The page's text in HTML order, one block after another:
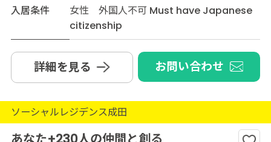
入居条件
女性 外国人不可 Must have Japanese
citizenship
詳細を見る お問い合わせ
ソーシャルレジデンス成田